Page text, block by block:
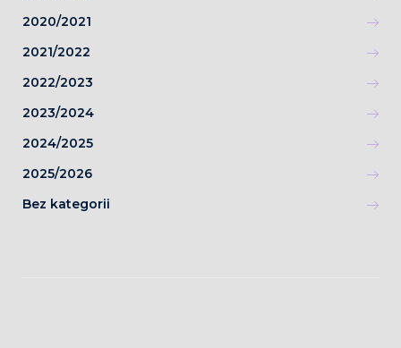
2020/2021
2021/2022
2022/2023
2023/2024
2024/2025
2025/2026
Bez kategorii